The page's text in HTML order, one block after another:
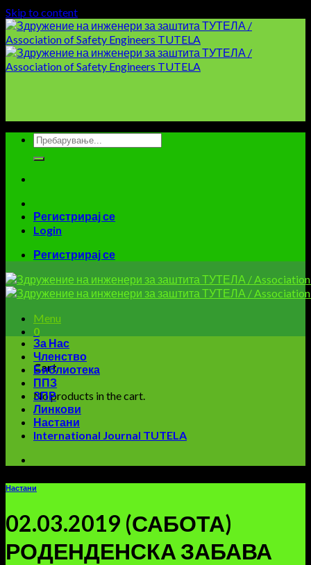
Skip to content
Регистрирај се
Login
Регистрирај се
Menu
0
Cart
No products in the cart.
За Нас
Членство
Библиотека
ППЗ
ЗПР
Линкови
Настани
International Journal TUTELA
Настани
02.03.2019 (САБОТА)
РОДЕНДЕНСКА ЗАБАВА